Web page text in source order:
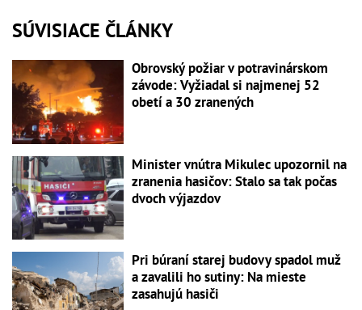
SÚVISIACE ČLÁNKY
Obrovský požiar v potravinárskom
závode: Vyžiadal si najmenej 52
obetí a 30 zranených
Minister vnútra Mikulec upozornil na
zranenia hasičov: Stalo sa tak počas
dvoch výjazdov
Pri búraní starej budovy spadol muž
a zavalili ho sutiny: Na mieste
zasahujú hasiči